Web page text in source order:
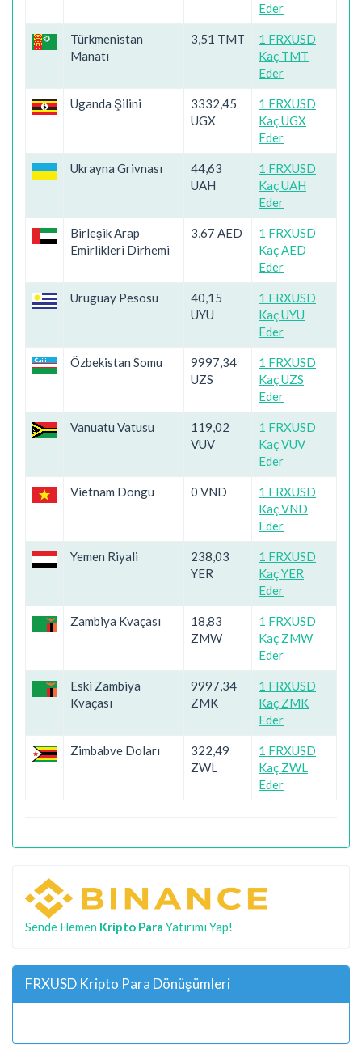
Eder
Türkmenistan
Manatı
3,51 TMT
1 FRXUSD
Kaç TMT
Eder
Uganda Şilini
3332,45
UGX
1 FRXUSD
Kaç UGX
Eder
Ukrayna Grivnası
44,63
UAH
1 FRXUSD
Kaç UAH
Eder
Birleşik Arap
Emirlikleri Dirhemi
3,67 AED
1 FRXUSD
Kaç AED
Eder
Uruguay Pesosu
40,15
UYU
1 FRXUSD
Kaç UYU
Eder
Özbekistan Somu
9997,34
UZS
1 FRXUSD
Kaç UZS
Eder
Vanuatu Vatusu
119,02
VUV
1 FRXUSD
Kaç VUV
Eder
Vietnam Dongu 0 VND
1 FRXUSD
Kaç VND
Eder
Yemen Riyali
238,03
YER
1 FRXUSD
Kaç YER
Eder
Zambiya Kvaçası
18,83
ZMW
1 FRXUSD
Kaç ZMW
Eder
Eski Zambiya
Kvaçası
9997,34
ZMK
1 FRXUSD
Kaç ZMK
Eder
Zimbabve Doları
322,49
ZWL
1 FRXUSD
Kaç ZWL
Eder
Sende Hemen Kripto Para Yatırımı Yap!
FRXUSD Kripto Para Dönüşümleri